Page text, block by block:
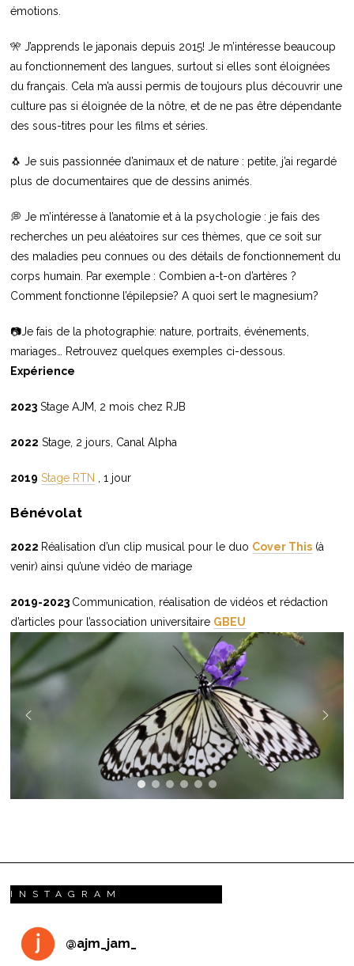
émotions.
🎌 J’apprends le japonais depuis 2015! Je m’intéresse beaucoup
au fonctionnement des langues, surtout si elles sont éloignées
du français. Cela m’a aussi permis de toujours plus découvrir une
culture pas si éloignée de la nôtre, et de ne pas être dépendante
des sous-titres pour les films et séries.
🐧 Je suis passionnée d’animaux et de nature : petite, j’ai regardé
plus de documentaires que de dessins animés.
💭 Je m’intéresse à l’anatomie et à la psychologie : je fais des
recherches un peu aléatoires sur ces thèmes, que ce soit sur
des maladies peu connues ou des détails de fonctionnement du
corps humain. Par exemple : Combien a-t-on d’artères ?
Comment fonctionne l’épilepsie? A quoi sert le magnesium?
📷Je fais de la photographie: nature, portraits, événements,
mariages… Retrouvez quelques exemples ci-dessous.
Expérience
2023 Stage AJM, 2 mois chez RJB
2022 Stage, 2 jours, Canal Alpha
2019 Stage RTN , 1 jour
Bénévolat
2022 Réalisation d’un clip musical pour le duo Cover This (à
venir) ainsi qu’une vidéo de mariage
2019-2023 Communication, réalisation de vidéos et rédaction
d’articles pour l’association universitaire GBEU
INSTAGRAM
@ajm_jam_